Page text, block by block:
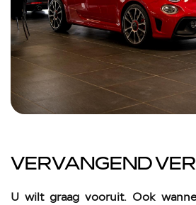
VERVANGEND
U wilt graag vooruit. Ook